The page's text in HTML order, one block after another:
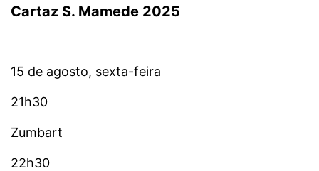
Cartaz S. Mamede 2025
15 de agosto, sexta-feira
21h30
Zumbart
22h30